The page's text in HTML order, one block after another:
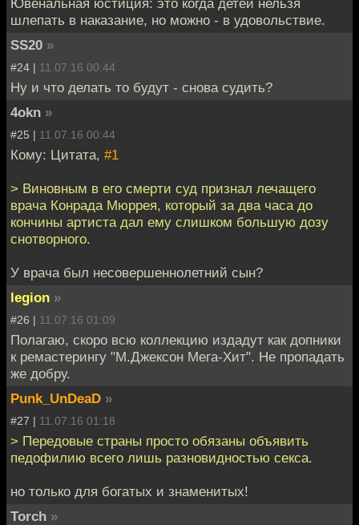
шлепать в наказание, но можно - в удовольствие.
SS20 »
#24 | 11.07.16 00:44
Ну и что делать то будут - снова судить?
4okn »
#25 | 11.07.16 00:44
Кому: Цитата, #1
> Виновным в его смерти суд признал лечащего
врача Конрада Мюррея, который за два часа до
кончины артиста дал ему слишком большую дозу
снотворного.
У врача был несовершеннолетний сын?
legion »
#26 | 11.07.16 01:09
Полагаю, скоро всю коллекцию издадут как допники
к ремастерингу "М.Джексон Мега-Хит". Не пропадать
же добру.
Punk_UnDeaD »
#27 | 11.07.16 01:18
> Передовые страны просто обязаны объявить
педофилию всего лишь разновидностью секса.
но только для богатых и знаменитых!
Torch »